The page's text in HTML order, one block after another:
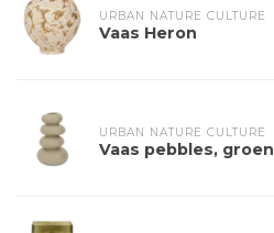
URBAN NATURE CULTURE
Vaas Heron
URBAN NATURE CULTURE
Vaas pebbles, groen